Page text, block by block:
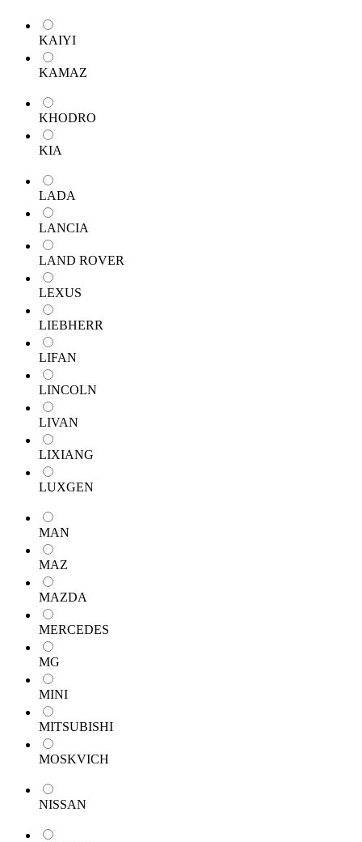
KAIYI
KAMAZ
KHODRO
KIA
LADA
LANCIA
LAND ROVER
LEXUS
LIEBHERR
LIFAN
LINCOLN
LIVAN
LIXIANG
LUXGEN
MAN
MAZ
MAZDA
MERCEDES
MG
MINI
MITSUBISHI
MOSKVICH
NISSAN